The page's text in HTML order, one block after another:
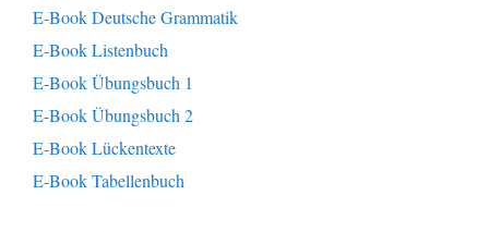
E-Book Deutsche Grammatik
E-Book Listenbuch
E-Book Übungsbuch 1
E-Book Übungsbuch 2
E-Book Lückentexte
E-Book Tabellenbuch